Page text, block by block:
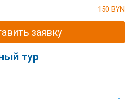
150 BYN
заявку
тур